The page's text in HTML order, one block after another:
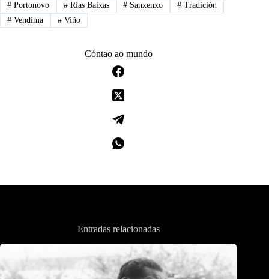
#Portonovo #Rías Baixas # Sanxenxo # Tradición
#Vendima #Viño
Cóntao ao mundo
Entradas relacionadas